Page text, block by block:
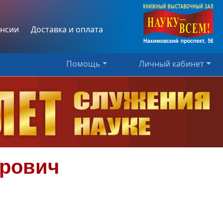
Доставка и оплата
Помощь Личный кабинет